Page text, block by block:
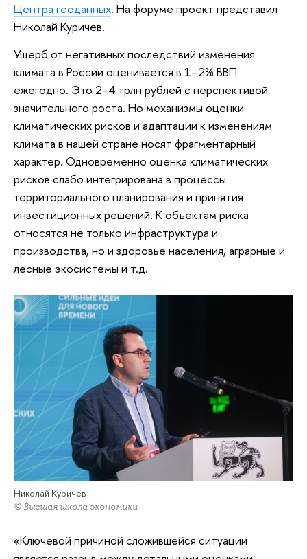
Центра геоданных. На форуме проект представил
Николай Куричев.
Ущерб от негативных последствий изменения
климата в России оценивается в 1–2% ВВП
ежегодно. Это 2–4 трлн рублей с перспективой
значительного роста. Но механизмы оценки
климатических рисков и адаптации к изменениям
климата в нашей стране носят фрагментарный
характер. Одновременно оценка климатических
рисков слабо интегрирована в процессы
территориального планирования и принятия
инвестиционных решений. К объектам риска
относятся не только инфраструктура и
производства, но и здоровье населения, аграрные и
лесные экосистемы и т.д.
Николай Куричев
© Высшая школа экономики
«Ключевой причиной сложившейся ситуации